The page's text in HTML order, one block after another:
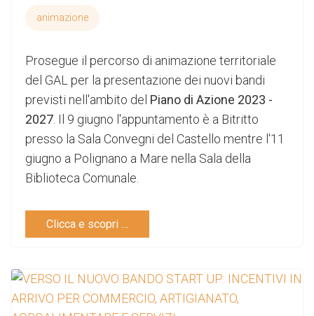
animazione
Prosegue il percorso di animazione territoriale
del GAL per la presentazione dei nuovi bandi
previsti nell'ambito del Piano di Azione 2023 -
2027 . Il 9 giugno l'appuntamento è a Bitritto
presso la Sala Convegni del Castello mentre l'11
giugno a Polignano a Mare nella Sala della
Biblioteca Comunale.
Clicca e scopri …